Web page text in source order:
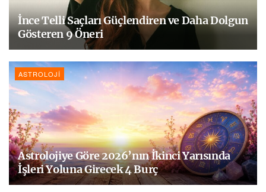
İnce Telli Saçları Güçlendiren ve Daha Dolgun
Gösteren 9 Öneri
ASTROLOJI
Astrolojiye Göre 2026’nın İkinci Yarısında
İşleri Yoluna Girecek 4 Burç